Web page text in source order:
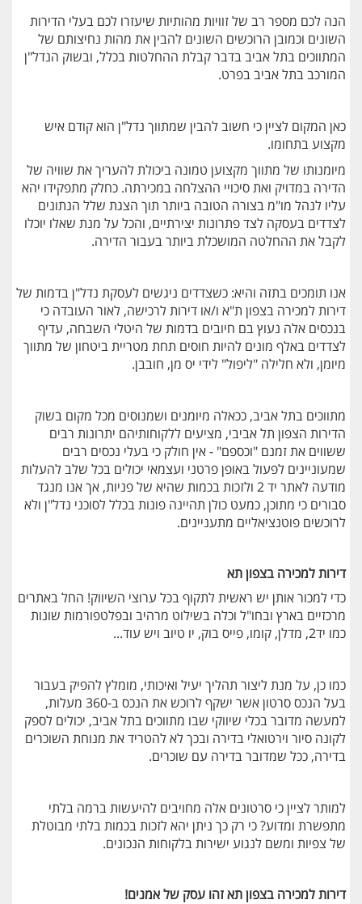
הנה לכם מספר רב של זוויות מהותיות שיעזרו לכם בעלי הדירות
השונים וכמובן הרוכשים השונים להבין את מהות נחיצותם של
המתווכים בתל אביב בדבר קבלת ההחלטות בכלל, ובשוק הנדל"ן
המורכב בתל אביב בפרט.
כאן המקום לציין כי חשוב להבין שמתווך נדל"ן הוא קודם איש
מקצוע בתחומו.
מיומנותו של מתווך מקצוען טמונה ביכולת להעריך את שוויה של
הדירה במדויק ואת סיכויי ההצלחה במכירתה. כחלק מתפקידו יהא
עליו לנהל מו"מ בצורה הטובה ביותר תוך הצגת שלל הנתונים
לצדדים בעסקה לצד פתרונות יצירתיים, והכל על מנת שאלו יוכלו
לקבל את ההחלטה המושכלת ביותר בעבור הדירה.
אנו תומכים בתזה והיא: כשצדדים ניגשים לעסקת נדל"ן בדמות של
דירות למכירה בצפון ת"א ו/או דירות לרכישה, לאור העובדה כי
בנכסים אלה נעוץ בם חיובים בדמות של היטלי השבחה, עדיף
לצדדים באלף מונים להיות חוסים תחת מטריית ביטחון של מתווך
מיומן, ולא חלילה "ליפול" לידי יס מן, חובבן.
מתווכים בתל אביב, ככאלה מיומנים ושמנוסים מכל מקום בשוק
הדירות הצפון תל אביבי, מציעים ללקוחותיהם יתרונות רבים
ששווים את זמנם "וכספם" - אין חולק כי בעלי נכסים רבים
שמעוניינים לפעול באופן פרטני ועצמאי יכולים בכל שלב להעלות
מודעה לאתר יד 2 ולזכות בכמות שהיא של פניות, אך אנו מנגד
סבורים כי מתוכן, כמעט כולן תהיינה פונות בכלל לסוכני נדל"ן ולא
לרוכשים פוטנציאליים מתעניינים.
דירות למכירה בצפון תא
כדי למכור אותן יש ראשית לתקוף בכל ערוצי השיווק! החל באתרים
מרכזיים בארץ ובחו"ל וכלה בשילוט מרהיב ובפלטפורמות שונות
כמו יד2, מדלן, קומו, פייס בוק, יו טיוב ויש עוד...
כמו כן, על מנת ליצור תהליך יעיל ואיכותי, מומלץ להפיק בעבור
בעל הנכס סרטון אשר ישקף לרוכש את הנכס ב-360 מעלות,
למעשה מדובר בכלי שיווקי שבו מתווכים בתל אביב, יכולים לספק
לקונה סיור וירטואלי בדירה ובכך לא להטריד את מנוחת השוכרים
בדירה, ככל שמדובר בדירה עם שוכרים.
למותר לציין כי סרטונים אלה מחויבים להיעשות ברמה בלתי
מתפשרת ומדוע? כי רק כך ניתן יהא לזכות בכמות בלתי מבוטלת
של צפיות ומשם לנגוע ישירות בלקוחות הנכונים.
דירות למכירה בצפון תא זהו עסק של אמנים!